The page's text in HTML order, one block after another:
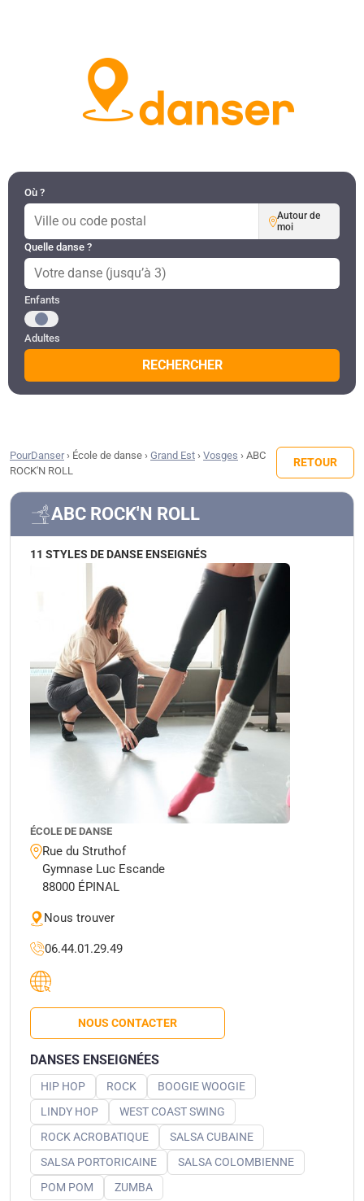
Où ?
Autour de
moi
Quelle danse ?
Public recherché
Enfants
Adultes
RECHERCHER
PourDanser› École de danse › Grand Est › Vosges › ABC
ROCK'N ROLL
RETOUR
ABC ROCK'N ROLL
11 STYLES DE DANSE ENSEIGNÉS
ÉCOLE DE DANSE
Rue du Struthof
Gymnase Luc Escande
88000 ÉPINAL
Nous trouver
06.44.01.29.49
NOUS CONTACTER
DANSES ENSEIGNÉES
HIP HOP ROCK
BOOGIE WOOGIE
LINDY HOP
WEST COAST SWING
ROCK ACROBATIQUE
SALSA CUBAINE
SALSA PORTORICAINE
SALSA COLOMBIENNE
POM POM
ZUMBA